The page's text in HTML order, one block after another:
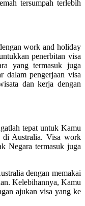
tersumpah terlebih
work and holiday
penerbitan visa
yang termasuk juga
dalam pengerjaan visa
dan kerja dengan
tepat untuk Kamu
di Australia. Visa work
Negara termasuk juga
dengan memakai
Kelebihannya, Kamu
ajukan visa yang ke